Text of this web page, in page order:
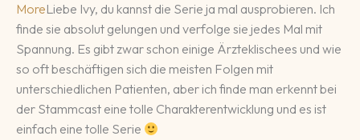
MoreLiebe Ivy, du kannst die Serie ja mal ausprobieren. Ich
finde sie absolut gelungen und verfolge sie jedes Mal mit
Spannung. Es gibt zwar schon einige Ärzteklischees und wie
so oft beschäftigen sich die meisten Folgen mit
unterschiedlichen Patienten, aber ich finde man erkennt bei
der Stammcast eine tolle Charakterentwicklung und es ist
einfach eine tolle Serie